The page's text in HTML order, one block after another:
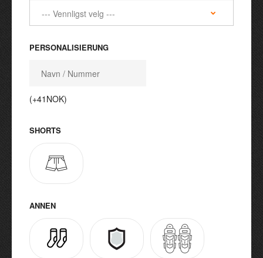
PERSONALISIERUNG
(+41NOK)
SHORTS
ANNEN